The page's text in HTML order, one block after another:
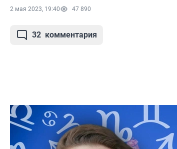
2 мая 2023, 19:40 47 890
32 комментария